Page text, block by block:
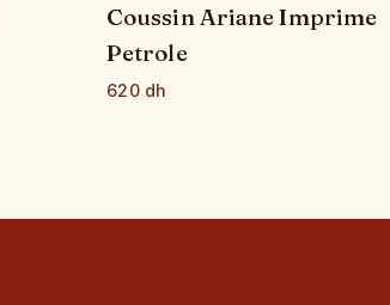
Coussin Ariane Imprime
Petrole
620 dh